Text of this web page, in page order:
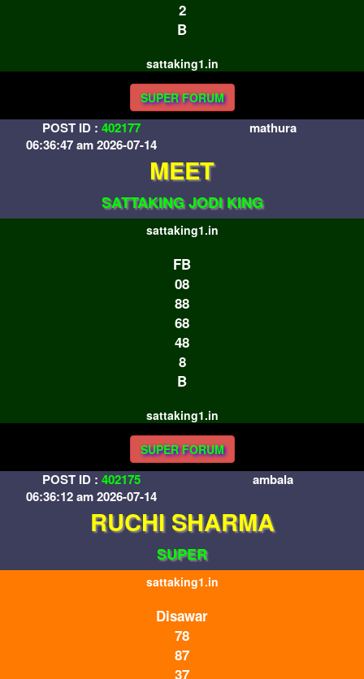
2
B
sattaking1.in
SUPER FORUM
POST ID : 402177
06:36:47 am 2026-07-14
mathura
MEET
SATTAKING JODI KING
sattaking1.in
FB
08
88
68
48
8
B
sattaking1.in
SUPER FORUM
POST ID : 402175
06:36:12 am 2026-07-14
ambala
RUCHI SHARMA
SUPER
sattaking1.in
Disawar
78
87
37